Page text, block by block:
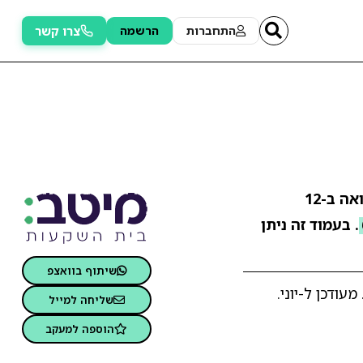
התחברות הרשמה צרו קשר
. התשואה ב-12
. בעמוד זה ניתן
ל-יוני.
שיתוף בוואצפ
שליחה למייל
הוספה למעקב